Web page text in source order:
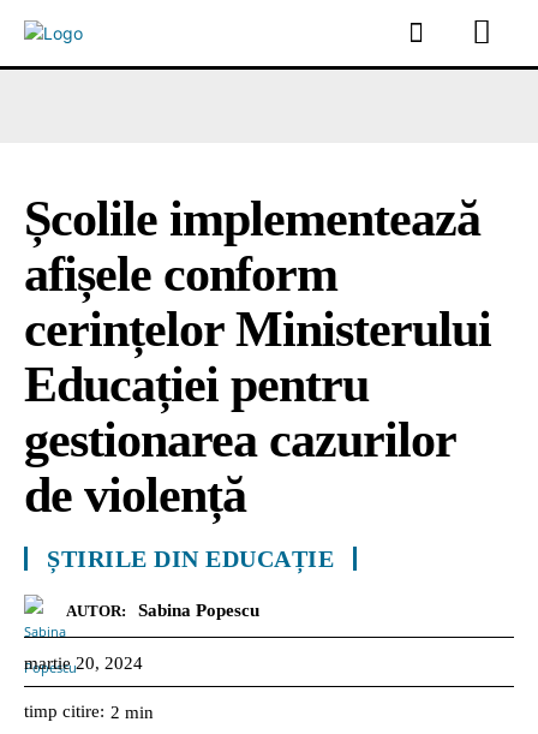
Școlile implementează
afișele conform
cerințelor Ministerului
Educației pentru
gestionarea cazurilor
de violență
ȘTIRILE DIN EDUCAȚIE
AUTOR: Sabina Popescu
martie 20, 2024
timp citire: 2 min